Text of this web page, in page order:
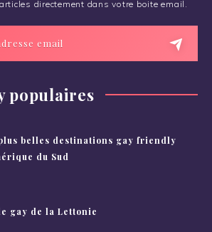
directement dans votre boite email.
populaires
belles destinations gay friendly
du Sud
gay de la Lettonie